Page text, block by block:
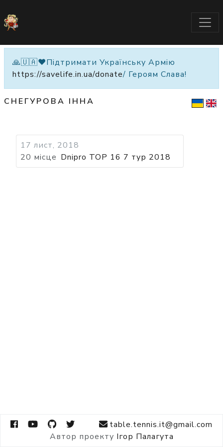
🙏🇺🇦❤️Підтримати Українську Армію
https://savelife.in.ua/donate/ Героям Слава!
СНЕГУРОВА ІННА
17 лист, 2018
20 місце Dnipro TOP 16 7 тур 2018
table.tennis.it@gmail.com
Автор проекту Ігор Палагута